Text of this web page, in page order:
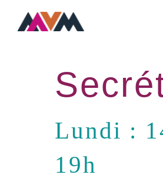
Ateliers
FAQ
Infos
Lundi :
19h